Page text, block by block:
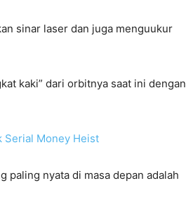
sinar laser dan juga menguukur
kaki” dari orbitnya saat ini dengan
Serial Money Heist
paling nyata di masa depan adalah